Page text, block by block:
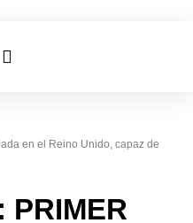
en el Reino Unido, capaz de
PRIMER